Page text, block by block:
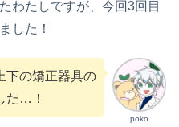
わたしですが、今回3回目
した！
poko
下の矯正器具の
た…！